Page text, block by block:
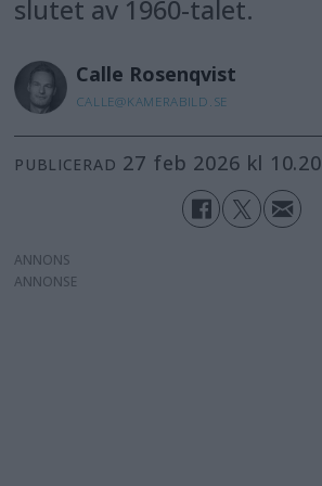
slutet av 1960-talet.
Calle Rosenqvist
CALLE@KAMERABILD.SE
PUBLICERAD 27 feb 2026 kl 10.20
ANNONS